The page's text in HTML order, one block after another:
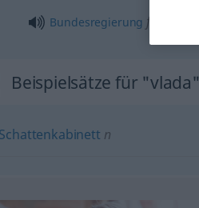
Bundesregierung f
Beispielsätze für "vlada"
Schattenkabinett n